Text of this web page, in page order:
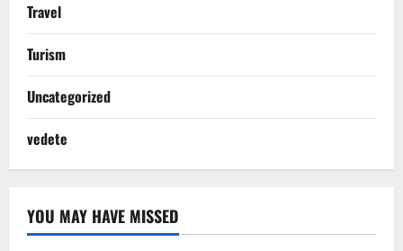
Travel
Turism
Uncategorized
vedete
YOU MAY HAVE MISSED